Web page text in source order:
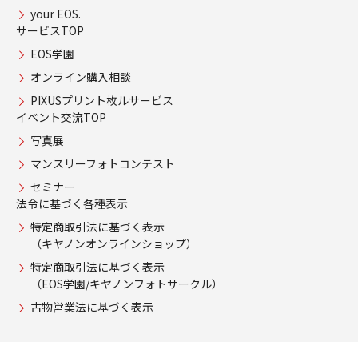
your EOS.
サービスTOP
EOS学園
オンライン購入相談
PIXUSプリント枚ルサービス
イベント交流TOP
写真展
マンスリーフォトコンテスト
セミナー
法令に基づく各種表示
特定商取引法に基づく表示
（キヤノンオンラインショップ）
特定商取引法に基づく表示
（EOS学園/キヤノンフォトサークル）
古物営業法に基づく表示